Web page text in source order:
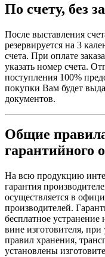
По счету, без
После выставления
резервируется на 3
счета. При оплате
указать номер счета.
поступления 100%
покупки Вам будет
документов.
Общие
гарантийного
На всю продукцию
гарантия
осуществляется в
производителей.
бесплатное
вине изготовителя,
правил хранения,
установлены